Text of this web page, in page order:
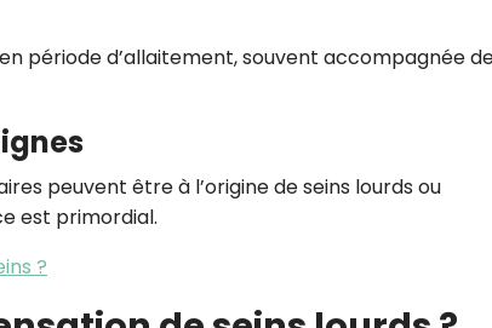
période d’allaitement, souvent accompagnée
peuvent être à l’origine de seins lourds ou
est primordial.
?